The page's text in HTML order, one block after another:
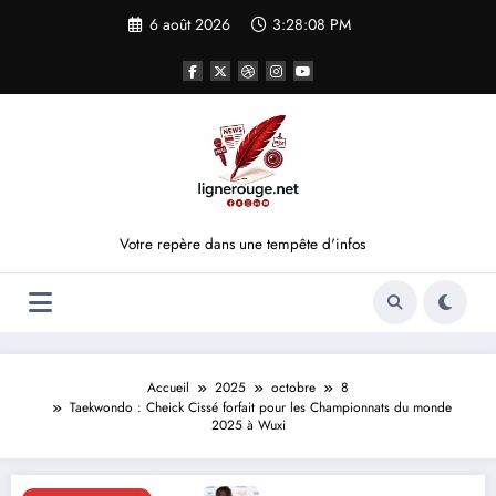
6 août 2026 3:28:08 PM
Votre repère dans une tempête d'infos
Accueil 2025 octobre
8
Taekwondo : Cheick Cissé forfait pour les Championnats du monde
2025 à Wuxi